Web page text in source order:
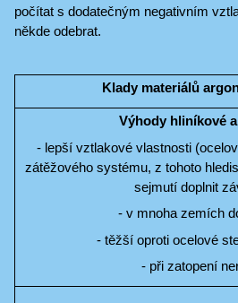
počítat s dodatečným negativním
někde odebrat.
Klady materiálů
Výhody hliníkové
- lepší vztlakové vlastnosti
zátěžového systému, z tohoto
sejmutí doplnit
- v mnoha zemích
- těžší oproti ocelové
- při zatopení